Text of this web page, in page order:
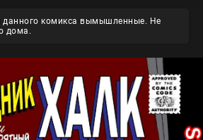
данного комикса вымышленные. Не
дома.